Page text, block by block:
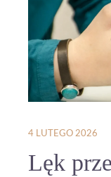
4 LUTEGO 2026
Lęk